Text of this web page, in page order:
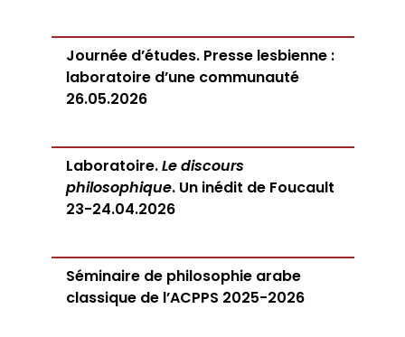
Journée d’études. Presse lesbienne :
laboratoire d’une communauté
26.05.2026
Laboratoire.Le discours
philosophique. Un inédit de Foucault
23-24.04.2026
Séminaire de philosophie arabe
classique de l’ACPPS 2025-2026